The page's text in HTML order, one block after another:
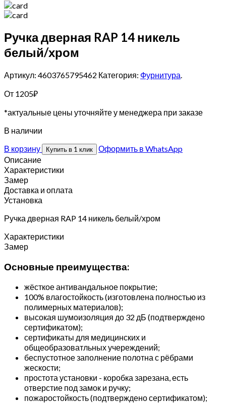
Ручка дверная RAP 14 никель
белый/хром
Артикул: 4603765795462 Категория: Фурнитура.
От 1205₽
*актуальные цены уточняйте у менеджера при заказе
В наличии
В корзину
Купить в 1 клик
Оформить в WhatsApp
Описание
Характеристики
Замер
Доставка и оплата
Установка
Ручка дверная RAP 14 никель белый/хром
Характеристики
Замер
Основные преимущества:
жёсткое антивандальное покрытие;
100% влагостойкость (изготовлена полностью из
полимерных материалов);
высокая шумоизоляция до 32 дБ (подтверждено
сертификатом);
сертификаты для медицинских и
общеобразоватльных учереждений;
беспустотное заполнение полотна с рёбрами
жескости;
простота установки - коробка зарезана, есть
отверстие под замок и ручку;
пожаростойкость (подтверждено сертификатом);